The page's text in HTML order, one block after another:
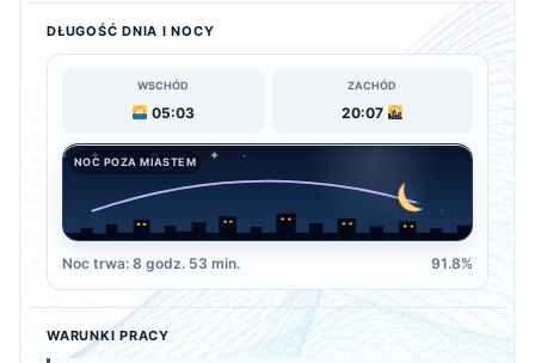
DŁUGOŚĆ DNIA I NOCY
WSCHÓD
05:03
ZACHÓD
20:07
NOC POZA MIASTEM
Noc trwa: 8 godz. 53 min. 91.8%
WARUNKI PRACY